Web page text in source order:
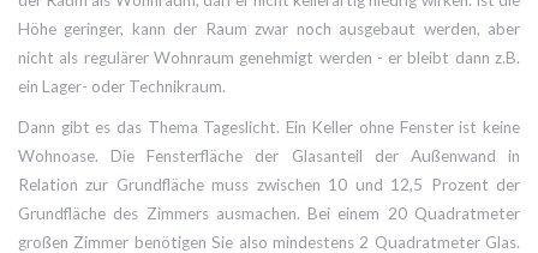
Höhe geringer, kann der Raum zwar noch ausgebaut werden, aber
nicht als regulärer Wohnraum genehmigt werden - er bleibt dann z.B.
ein Lager- oder Technikraum.
Dann gibt es das Thema Tageslicht. Ein Keller ohne Fenster ist keine
Wohnoase. Die Fensterfläche
der Glasanteil der Außenwand in
Relation zur Grundflächemuss zwischen 10 und 12,5 Prozent der
Grundfläche des Zimmers ausmachen. Bei einem 20 Quadratmeter
großen Zimmer benötigen Sie also mindestens 2 Quadratmeter Glas.